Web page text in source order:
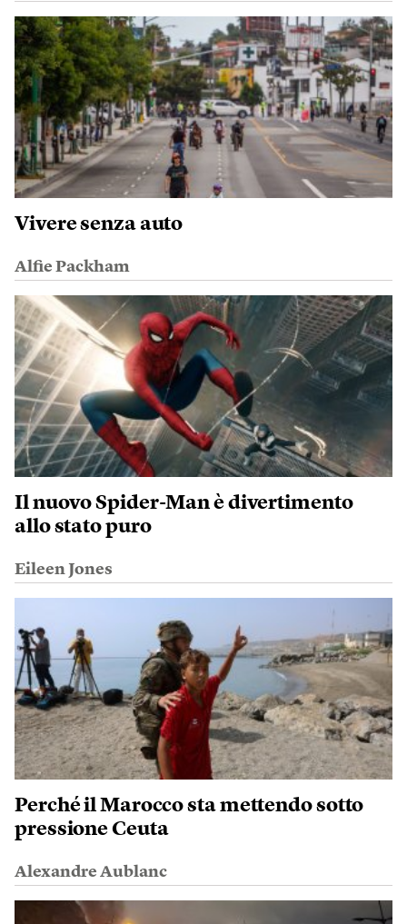
Vivere senza auto
Alfie Packham
Il nuovo Spider-Man è divertimento
allo stato puro
Eileen Jones
Perché il Marocco sta mettendo sotto
pressione Ceuta
Alexandre Aublanc